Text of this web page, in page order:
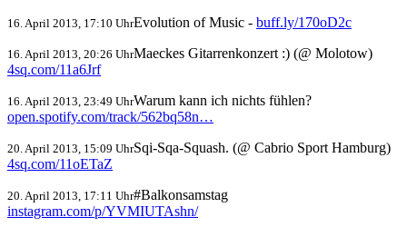
16. April 2013, 17:10 UhrEvolution of Music - buff.ly/170oD2c
16. April 2013, 20:26 UhrMaeckes Gitarrenkonzert :) (@ Molotow)
4sq.com/11a6Jrf
16. April 2013, 23:49 UhrWarum kann ich nichts fühlen?
open.spotify.com/track/562bq58n…
20. April 2013, 15:09 UhrSqi-Sqa-Squash. (@ Cabrio Sport Hamburg)
4sq.com/11oETaZ
20. April 2013, 17:11 Uhr#Balkonsamstag
instagram.com/p/YVMIUTAshn/